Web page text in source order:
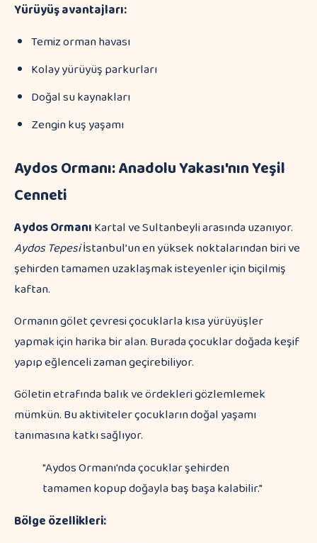
Yürüyüş avantajları:
Temiz orman havası
Kolay yürüyüş parkurları
Doğal su kaynakları
Zengin kuş yaşamı
Aydos Ormanı: Anadolu Yakası'nın Yeşil
Cenneti
Aydos OrmanıKartal ve Sultanbeyli arasında uzanıyor.
Aydos Tepesiİstanbul’un en yüksek noktalarından biri ve
şehirden tamamen uzaklaşmak isteyenler için biçilmiş
kaftan.
Ormanın gölet çevresi çocuklarla kısa yürüyüşler
yapmak için harika bir alan. Burada çocuklar doğada keşif
yapıp eğlenceli zaman geçirebiliyor.
Göletin etrafında balık ve ördekleri gözlemlemek
mümkün. Bu aktiviteler çocukların doğal yaşamı
tanımasına katkı sağlıyor.
"Aydos Ormanı'nda çocuklar şehirden
tamamen kopup doğayla baş başa kalabilir."
Bölge özellikleri: